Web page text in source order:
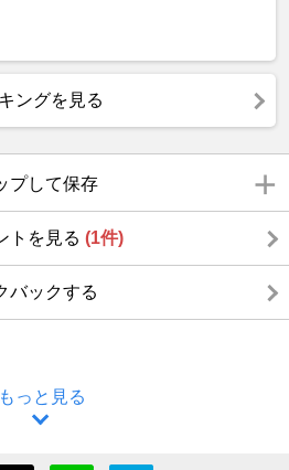
ングを見る
プして保存
トを見る (1件)
バックする
もっと見る